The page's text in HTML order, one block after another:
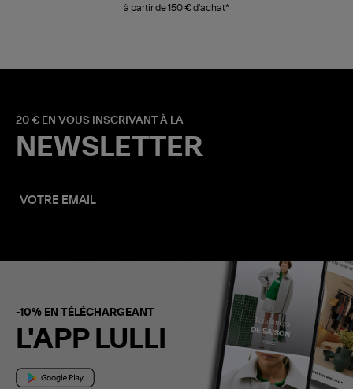
à partir de 150 € d'achat*
20 € EN VOUS INSCRIVANT À LA
NEWSLETTER
-10% EN TÉLÉCHARGEANT
L'APP LULLI